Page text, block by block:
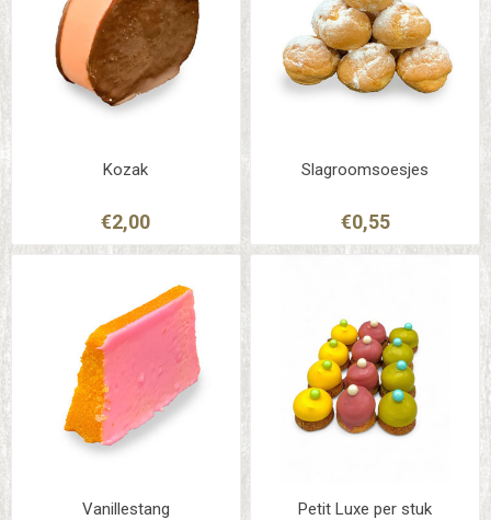
Kozak
€2,00
Slagroomsoesjes
€0,55
Vanillestang Petit Luxe per stuk